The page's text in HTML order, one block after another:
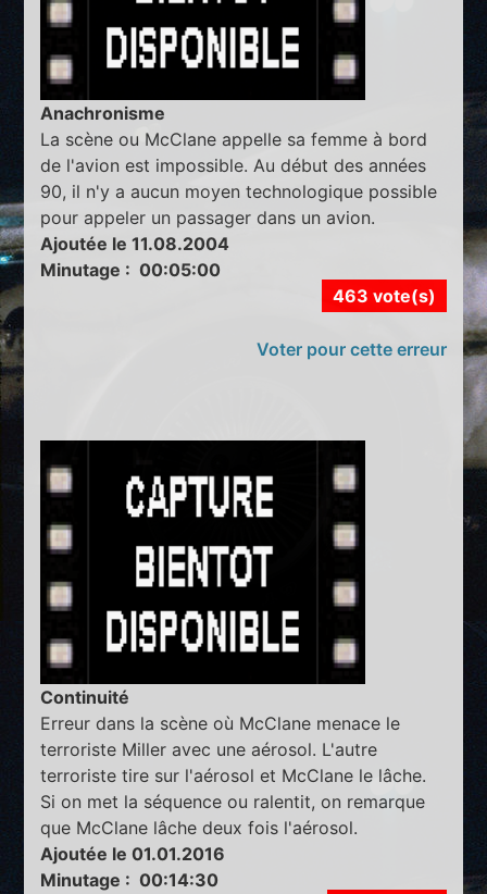
Anachronisme
La scène ou McClane appelle sa femme à bord
de l'avion est impossible. Au début des années
90, il n'y a aucun moyen technologique possible
pour appeler un passager dans un avion.
Ajoutée le 11.08.2004
Minutage : 00:05:00
463 vote(s)
Voter pour cette erreur
Continuité
Erreur dans la scène où McClane menace le
terroriste Miller avec une aérosol. L'autre
terroriste tire sur l'aérosol et McClane le lâche.
Si on met la séquence ou ralentit, on remarque
que McClane lâche deux fois l'aérosol.
Ajoutée le 01.01.2016
Minutage : 00:14:30